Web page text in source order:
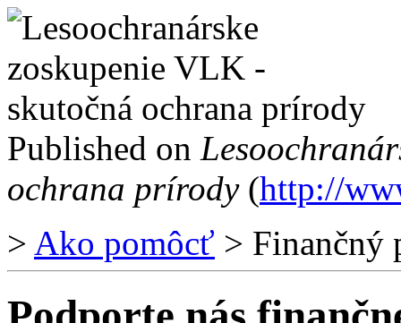
Published on
ochrana prírody(http://
> Ako pomôcť > Finančný